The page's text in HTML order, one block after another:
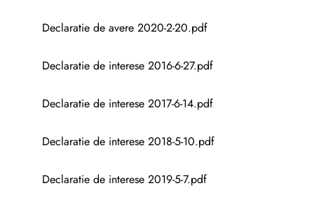
Declaratie de avere 2020-2-20.pdf
Declaratie de interese 2016-6-27.pdf
Declaratie de interese 2017-6-14.pdf
Declaratie de interese 2018-5-10.pdf
Declaratie de interese 2019-5-7.pdf